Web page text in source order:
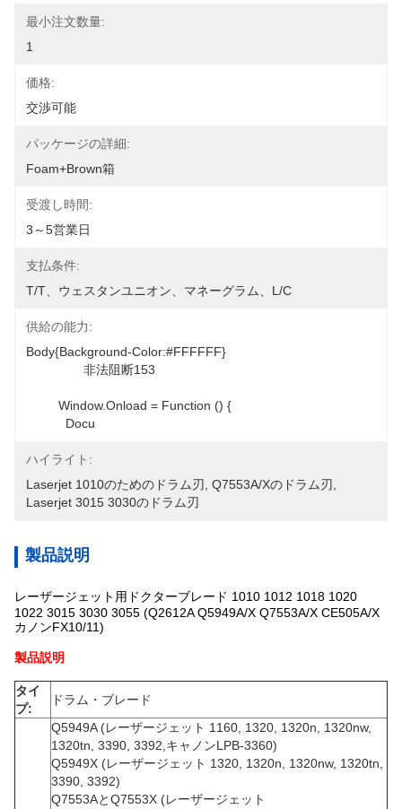
最小注文数量:
1
価格:
交渉可能
パッケージの詳細:
Foam+Brown箱
受渡し時間:
3～5営業日
支払条件:
T/T、ウェスタンユニオン、マネーグラム、L/C
供給の能力:
Body{background-Color:#FFFFFF}
           Docu
ハイライト:
Laserjet 1010のためのドラム刃
Q7553A/Xのドラム刃
Laserjet 3015 3030のドラム刃
製品説明
レーザージェット用ドクターブレード 1010 1012 1018 1020
1022 3015 3030 3055 (Q2612A Q5949A/X Q7553A/X CE505A/X
カノンFX10/11)
製品説明
タイ
プ:
ドラム・ブレード
Q5949A (レーザージェット 1160, 1320, 1320n, 1320nw,
1320tn, 3390, 3392,キャノンLPB-3360)
Q5949X (レーザージェット 1320, 1320n, 1320nw, 1320tn,
3390, 3392)
Q7553AとQ7553X (レーザージェット